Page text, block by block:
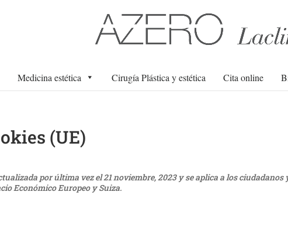
Medicina estética Cirugía Plástica y estética Cita online
(UE)
por última vez el 21 noviembre, 2023 y se aplica a los ciudadanos
Económico Europeo y Suiza.